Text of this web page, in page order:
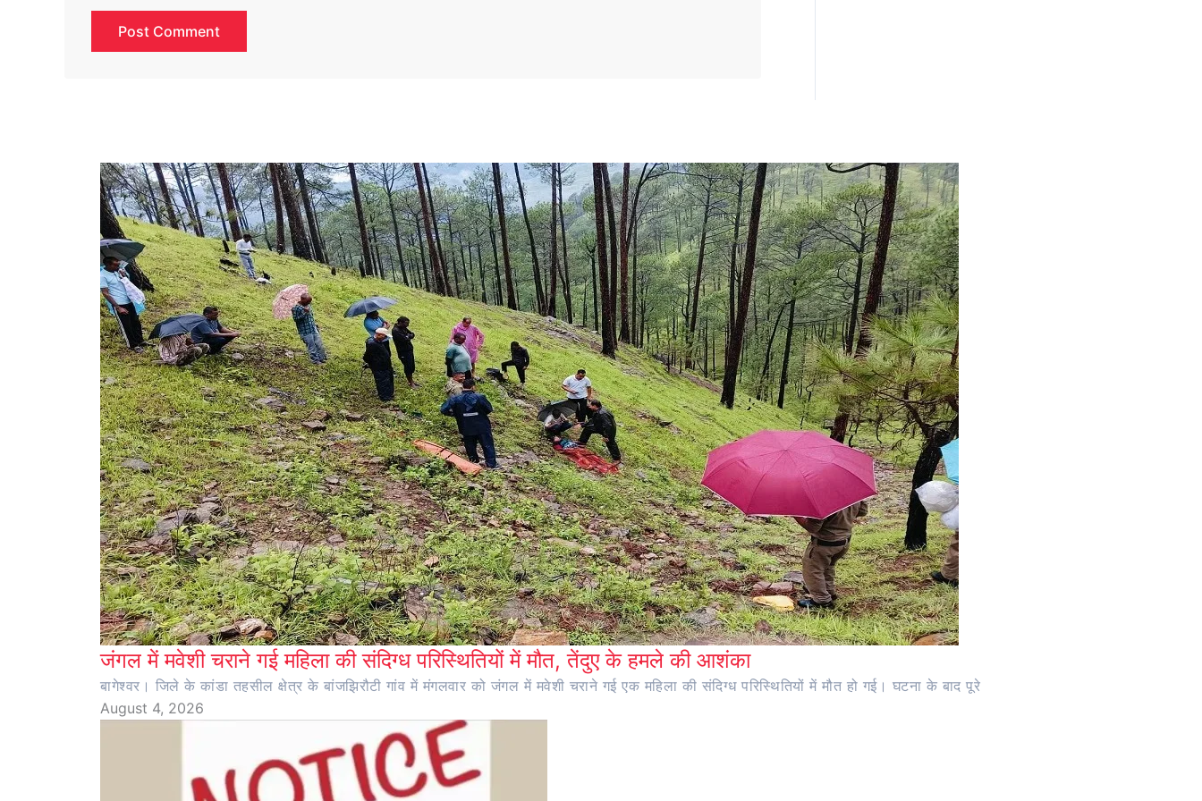
जंगल में मवेशी चराने गई महिला की संदिग्ध परिस्थितियों में मौत, तेंदुए के हमले की आशंका
बागेश्वर। जिले के कांडा तहसील क्षेत्र के बांजझिरौटी गांव में मंगलवार को जंगल में मवेशी चराने गई एक महिला की संदिग्ध परिस्थितियों में मौत हो गई। घटना के बाद पूरे
August 4, 2026